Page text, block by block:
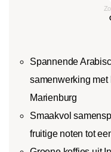
Spannende
samenwerking
Marienburg
Smaakvol
fruitige noten tot